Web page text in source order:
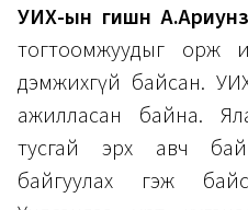
УИХ-ын гишүүн
тогтоомжуудыг орж
дэмжихгүй байсан.
ажилласан байна.
тусгай эрх авч
байгуулах гэж